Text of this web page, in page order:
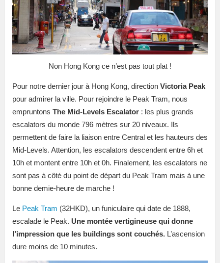
Non Hong Kong ce n’est pas tout plat !
Pour notre dernier jour à Hong Kong, direction Victoria Peak
pour admirer la ville. Pour rejoindre le Peak Tram, nous
empruntons The Mid-Levels Escalator : les plus grands
escalators du monde 796 mètres sur 20 niveaux. Ils
permettent de faire la liaison entre Central et les hauteurs des
Mid-Levels. Attention, les escalators descendent entre 6h et
10h et montent entre 10h et 0h. Finalement, les escalators ne
sont pas à côté du point de départ du Peak Tram mais à une
bonne demie-heure de marche !
Le Peak Tram (32HKD), un funiculaire qui date de 1888,
escalade le Peak. Une montée vertigineuse qui donne
l’impression que les buildings sont couchés. L’ascension
dure moins de 10 minutes.